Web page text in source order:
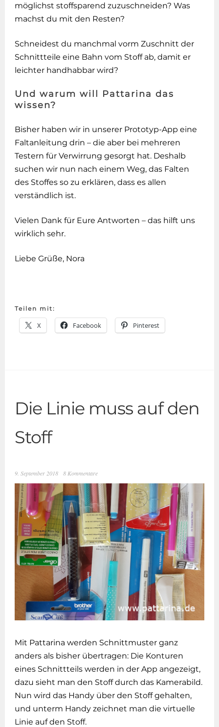
möglichst stoffsparend zuzuschneiden? Was
machst du mit den Resten?
Schneidest du manchmal vorm Zuschnitt der
Schnittteile eine Bahn vom Stoff ab, damit er
leichter handhabbar wird?
Und warum will Pattarina das
wissen?
Bisher haben wir in unserer Prototyp-App eine
Faltanleitung drin – die aber bei mehreren
Testern für Verwirrung gesorgt hat. Deshalb
suchen wir nun nach einem Weg, das Falten
des Stoffes so zu erklären, dass es allen
verständlich ist.
Vielen Dank für Eure Antworten – das hilft uns
wirklich sehr.
Liebe Grüße, Nora
Teilen mit:
X Facebook Pinterest
Die Linie muss auf den
Stoff
9. September 2018 8 Kommentare
Mit Pattarina werden Schnittmuster ganz
anders als bisher übertragen: Die Konturen
eines Schnittteils werden in der App angezeigt,
dazu sieht man den Stoff durch das Kamerabild.
Nun wird das Handy über den Stoff gehalten,
und unterm Handy zeichnet man die virtuelle
Linie auf den Stoff.